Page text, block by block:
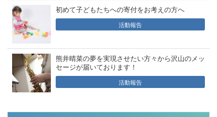
初めて子どもたちへの寄付をお考えの方へ
活動報告
熊井晴菜の夢を実現させたい方々から沢山のメッ
セージが届いております！
活動報告